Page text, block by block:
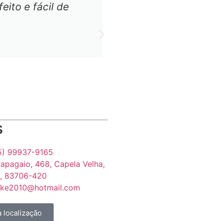
e fácil de
99937-9165
468, Capela Velha,
83706-420
localização